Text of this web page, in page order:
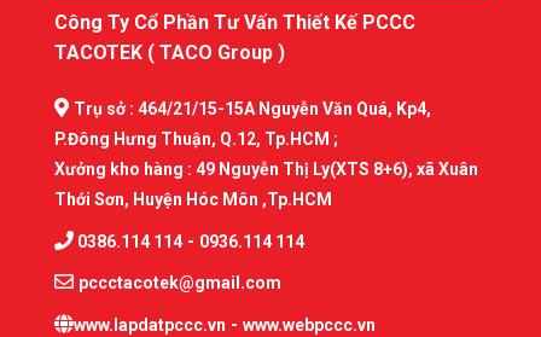
Công Ty Cổ Phần Tư Vấn Thiết Kế PCCC
TACOTEK ( TACO Group )
Trụ sở : 464/21/15-15A Nguyễn Văn Quá, Kp4,
P.Đông Hưng Thuận, Q.12, Tp.HCM ;
Xưởng kho hàng : 49 Nguyễn Thị Ly(XTS 8+6), xã Xuân
Thới Sơn, Huyện Hóc Môn ,Tp.HCM
0386.114 114 - 0936.114 114
pccctacotek@gmail.com
www.lapdatpccc.vn - www.webpccc.vn